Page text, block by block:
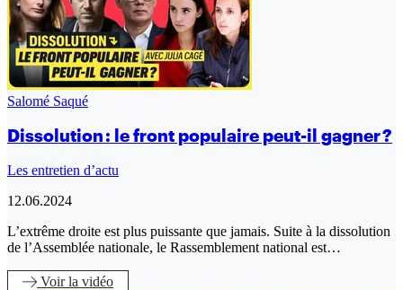
Salomé Saqué
Dissolution : le front populaire peut-il gagner ?
Les entretien d’actu
12.06.2024
L’extrême droite est plus puissante que jamais. Suite à la dissolution
de l’Assemblée nationale, le Rassemblement national est…
Voirla vidéo